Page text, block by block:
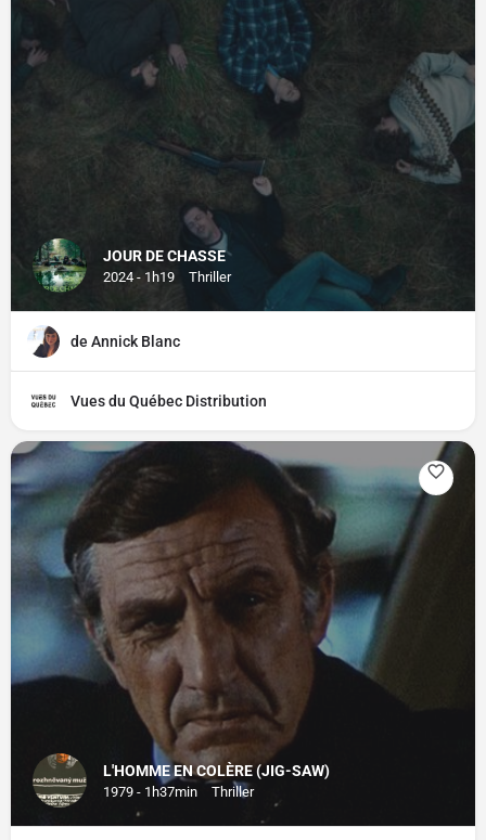
JOUR DE CHASSE
2024 - 1h19 Thriller
de Annick Blanc
Vues du Québec Distribution
L'HOMME EN COLÈRE (JIG-SAW)
1979 - 1h37min Thriller